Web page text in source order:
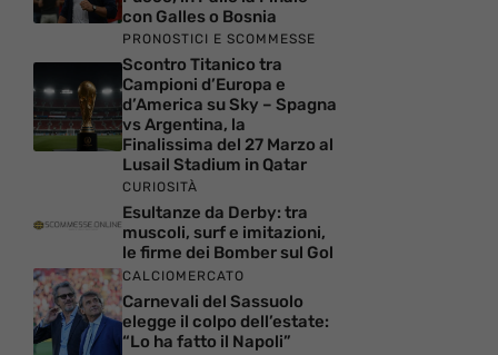
con Galles o Bosnia
PRONOSTICI E SCOMMESSE
Scontro Titanico tra
Campioni d’Europa e
d’America su Sky – Spagna
vs Argentina, la
Finalissima del 27 Marzo al
Lusail Stadium in Qatar
CURIOSITÀ
Esultanze da Derby: tra
muscoli, surf e imitazioni,
le firme dei Bomber sul Gol
CALCIOMERCATO
Carnevali del Sassuolo
elegge il colpo dell’estate:
“Lo ha fatto il Napoli”